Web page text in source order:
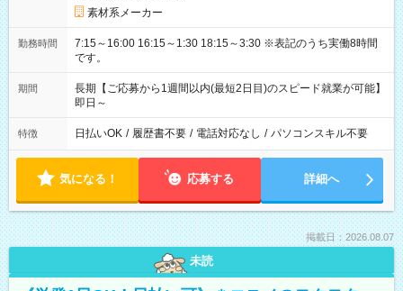
素材系メーカー
勤務時間
7:15～16:00 16:15～1:30 18:15～3:30 ※表記のうち実働8時間
です。
期間
長期【ご応募から1週間以内(最短2日目)のスピード就業が可能】
即日～
特徴 日払いOK / 履歴書不要 / 電話対応なし / パソコンスキル不要
気になる！ 応募する 詳細へ
掲載日：2026.08.07
未読